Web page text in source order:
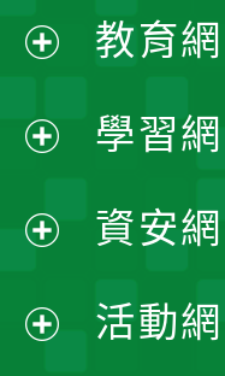
選
單
開
選
單
開
選
單
開
選
開
教育
學習
資安
活動